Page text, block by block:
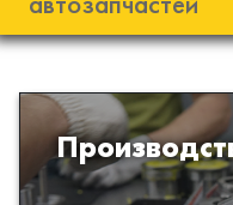
Разработка и
из